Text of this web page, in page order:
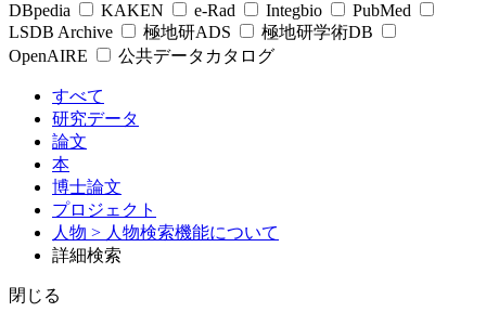
DBpedia
KAKEN e-Rad Integbio
PubMed
LSDB Archive
極地研ADS
極地研学術DB
OpenAIRE
公共データカタログ
すべて
研究データ
論文
本
博士論文
プロジェクト
人物 > 人物検索機能について
詳細検索
閉じる